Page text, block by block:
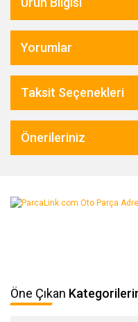
Yorumlar
Taksit Seçenekleri
Önerileriniz
Öne Çıkan